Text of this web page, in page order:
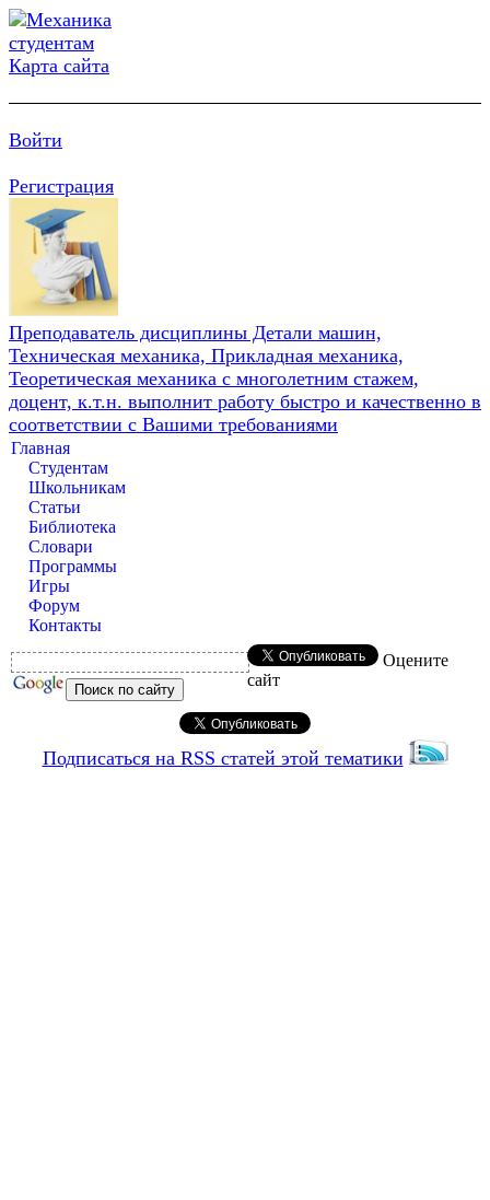
Карта сайта
Войти
Регистрация
Преподаватель дисциплины Детали машин,
Техническая механика, Прикладная механика,
Теоретическая механика с многолетним стажем,
доцент, к.т.н. выполнит работу быстро и качественно в
соответствии с Вашими требованиями
Главная
Студентам
Школьникам
Статьи
Библиотека
Словари
Программы
Игры
Форум
Контакты
Оцените
сайт
Подписаться на RSS статей этой тематики